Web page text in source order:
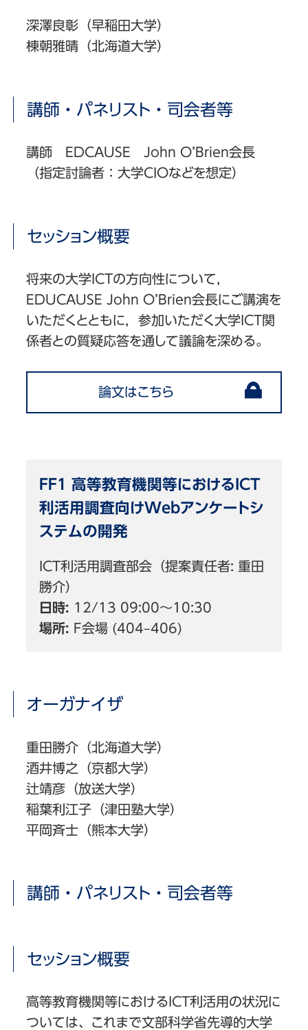
深澤良彰（早稲田大学）
棟朝雅晴（北海道大学）
講師・パネリスト・司会者等
講師 EDCAUSE John O’Brien会長
（指定討論者：大学CIOなどを想定）
セッション概要
将来の大学ICTの方向性について，
EDUCAUSE John O’Brien会長にご講演を
いただくとともに，参加いただく大学ICT関
係者との質疑応答を通して議論を深める。
論文はこちら
FF1 高等教育機関等におけるICT
利活用調査向けWebアンケートシ
ステムの開発
ICT利活用調査部会（提案責任者: 重田
勝介）
日時: 12/13 09:00〜10:30
場所: F会場 (404–406)
オーガナイザ
重田勝介（北海道大学）
酒井博之（京都大学）
辻靖彦（放送大学）
稲葉利江子（津田塾大学）
平岡斉士（熊本大学）
講師・パネリスト・司会者等
セッション概要
高等教育機関等におけるICT利活用の状況に
ついては、これまで文部科学省先導的大学